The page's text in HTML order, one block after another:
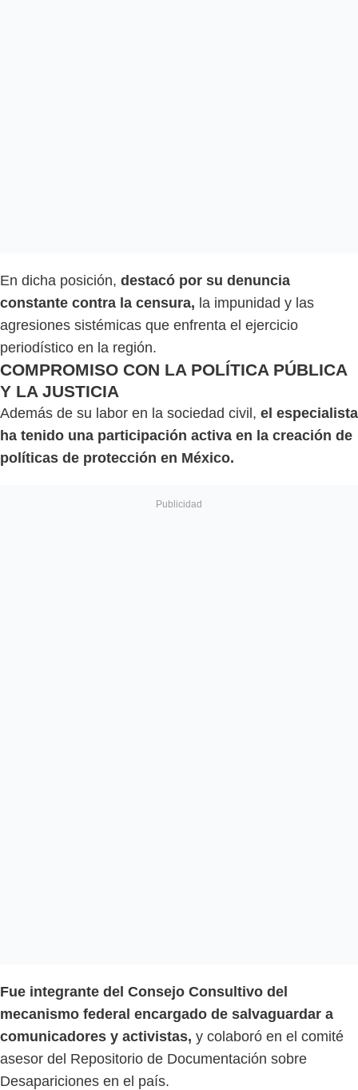
En dicha posición, destacó por su denuncia
constante contra la censura, la impunidad y las
agresiones sistémicas que enfrenta el ejercicio
periodístico en la región.
COMPROMISO CON LA POLÍTICA PÚBLICA
Y LA JUSTICIA
Además de su labor en la sociedad civil, el especialista
ha tenido una participación activa en la creación de
políticas de protección en México.
Fue integrante del Consejo Consultivo del
mecanismo federal encargado de salvaguardar a
comunicadores y activistas, y colaboró en el comité
asesor del Repositorio de Documentación sobre
Desapariciones en el país.